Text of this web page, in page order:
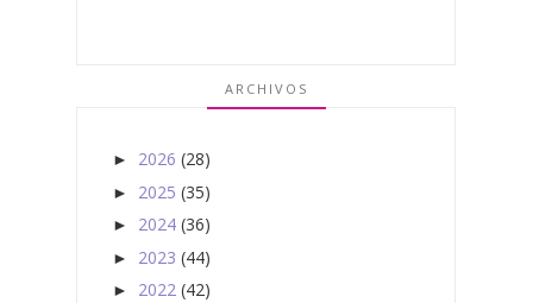
ARCHIVOS
► 2026 (28)
► 2025 (35)
► 2024 (36)
► 2023 (44)
► 2022 (42)